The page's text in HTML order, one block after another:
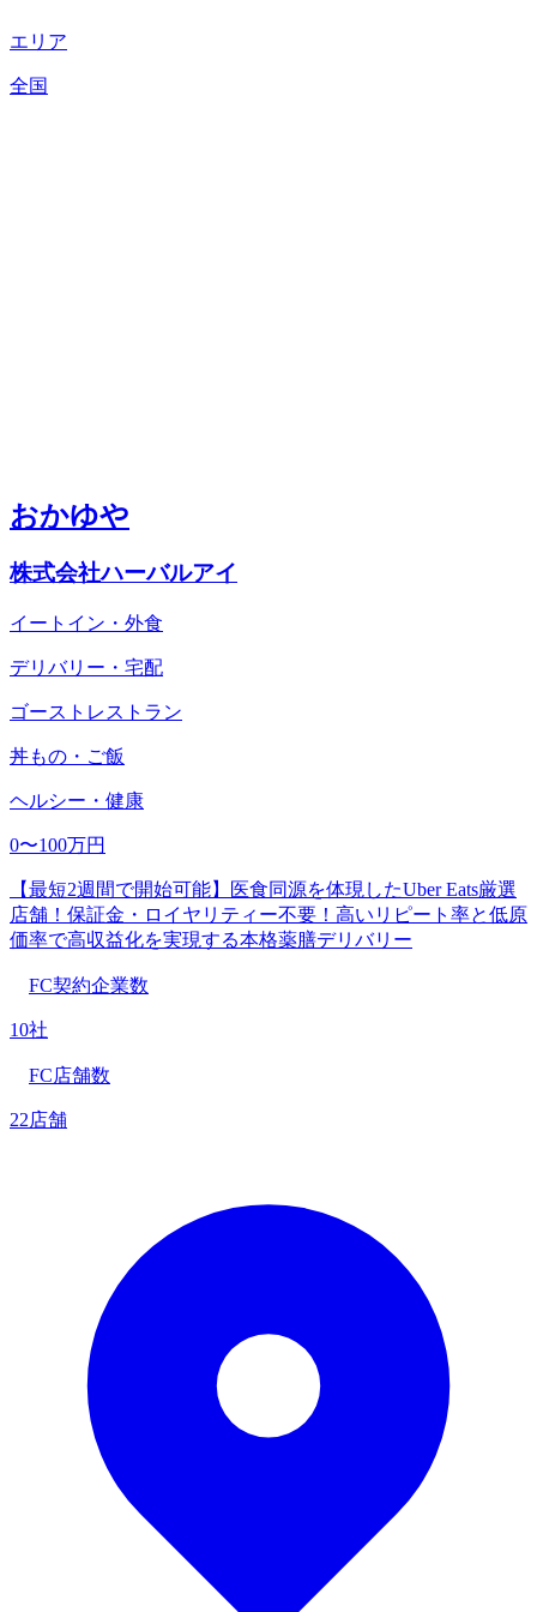
エリア
全国
おかゆや
株式会社ハーバルアイ
イートイン・外食
デリバリー・宅配
ゴーストレストラン
丼もの・ご飯
ヘルシー・健康
0〜100万円
【最短2週間で開始可能】医食同源を体現したUber Eats厳選
店舗！保証金・ロイヤリティー不要！高いリピート率と低原
価率で高収益化を実現する本格薬膳デリバリー
FC契約企業数
10社
FC店舗数
22店舗